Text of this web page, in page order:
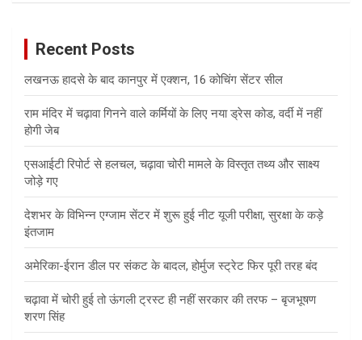
Recent Posts
लखनऊ हादसे के बाद कानपुर में एक्शन, 16 कोचिंग सेंटर सील
राम मंदिर में चढ़ावा गिनने वाले कर्मियों के लिए नया ड्रेस कोड, वर्दी में नहीं
होगी जेब
एसआईटी रिपोर्ट से हलचल, चढ़ावा चोरी मामले के विस्तृत तथ्य और साक्ष्य
जोड़े गए
देशभर के विभिन्न एग्जाम सेंटर में शुरू हुई नीट यूजी परीक्षा, सुरक्षा के कड़े
इंतजाम
अमेरिका-ईरान डील पर संकट के बादल, होर्मुज स्ट्रेट फिर पूरी तरह बंद
चढ़ावा में चोरी हुई तो ऊंगली ट्रस्ट ही नहीं सरकार की तरफ – बृजभूषण
शरण सिंह